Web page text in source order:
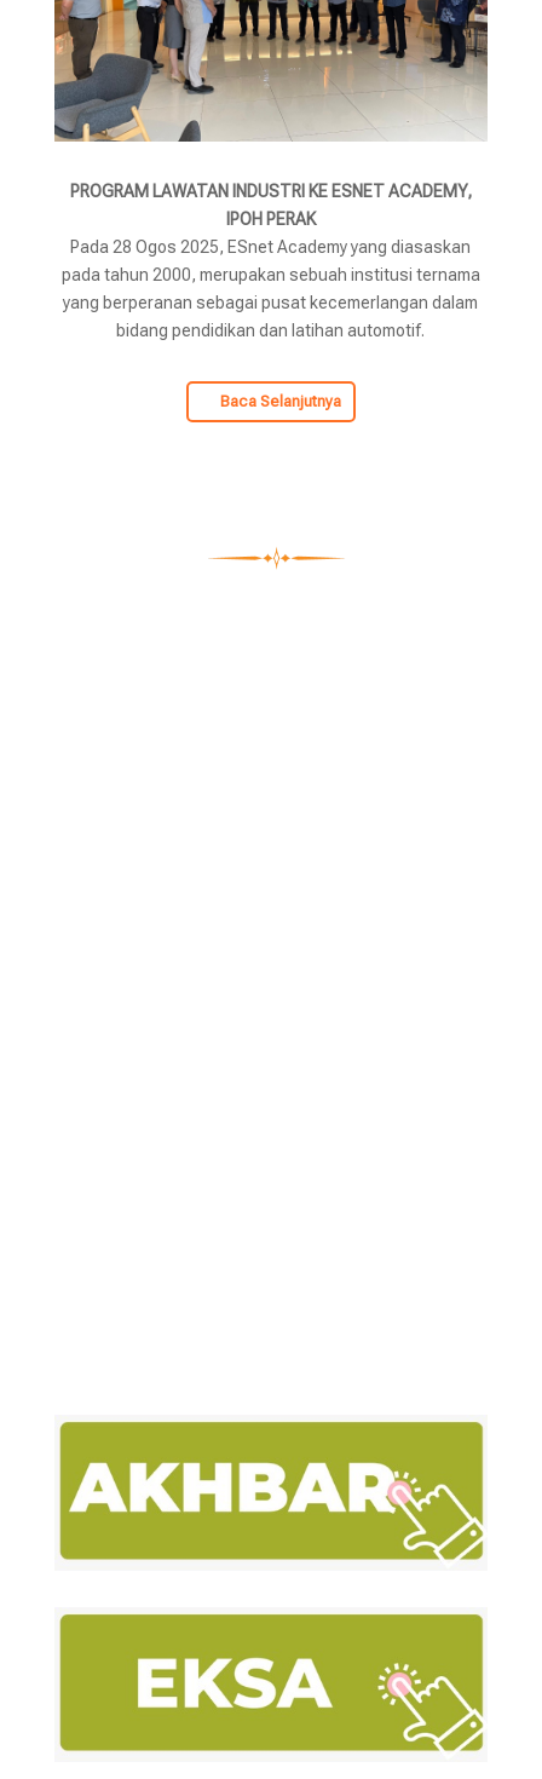
PROGRAM LAWATAN INDUSTRI KE ESNET ACADEMY,
IPOH PERAK
Pada 28 Ogos 2025, ESnet Academy yang diasaskan
pada tahun 2000, merupakan sebuah institusi ternama
yang berperanan sebagai pusat kecemerlangan dalam
bidang pendidikan dan latihan automotif.
Baca Selanjutnya